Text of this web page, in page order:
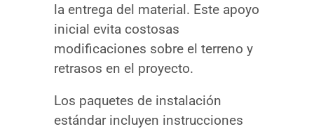
la entrega del material. Este apoyo
inicial evita costosas
modificaciones sobre el terreno y
retrasos en el proyecto.
Los paquetes de instalación
estándar incluyen instrucciones